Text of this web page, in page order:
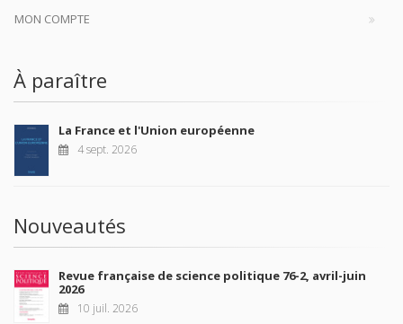
MON COMPTE
À paraître
La France et l'Union européenne
4 sept. 2026
Nouveautés
Revue française de science politique 76-2, avril-juin
2026
10 juil. 2026